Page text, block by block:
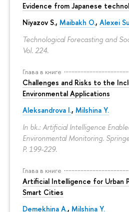
Evidence from Japanese
Niyazov S., Maibakh O., Alexei
Technological Forecasting and
Vol. 224.
Глава в книге
Challenges and Risks to the
Environmental Applications
Aleksandrova I., Milshina Y.
In bk.: Artificial Intelligence
Environmental Monitoring.
P. 199-229.
Глава в книге
Artificial Intelligence for Urban
Smart Cities
Demekhina A., Milshina Y.